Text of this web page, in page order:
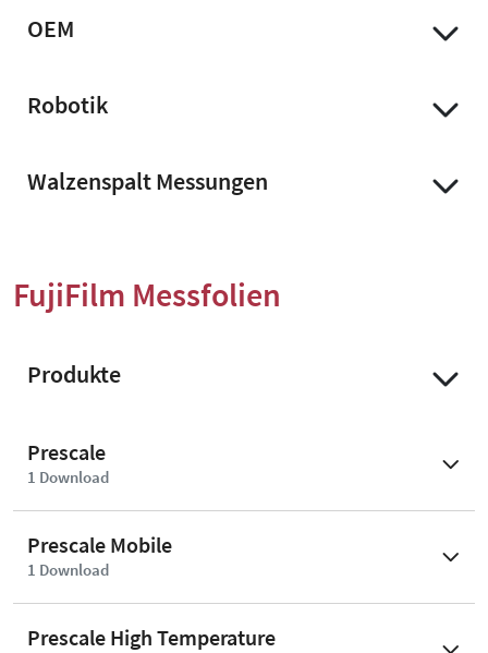
OEM
Robotik
Walzenspalt Messungen
FujiFilm Messfolien
Produkte
Prescale
1 Download
Prescale Mobile
1 Download
Prescale High Temperature